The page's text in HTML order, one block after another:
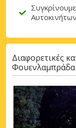
Διαφορετικές
Φουενλαμπράδα